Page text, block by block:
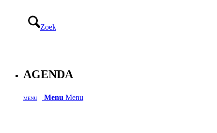
Zoek
Menu Menu
AGENDA